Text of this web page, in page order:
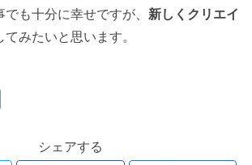
も十分に幸せですが、 新しくクリエイ
てみたいと思います。
シェアする